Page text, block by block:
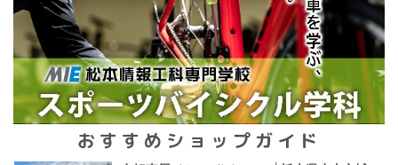
おすすめショップガイド